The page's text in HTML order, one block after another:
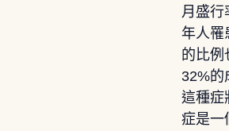
月盛行
年人罹
的比例
32%的
這種症
症是一